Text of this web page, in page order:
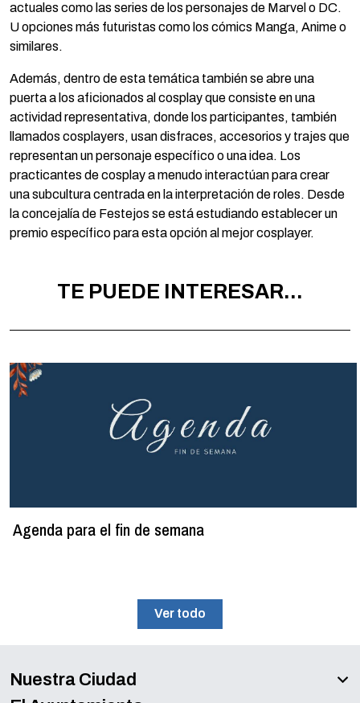
actuales como las series de los personajes de Marvel o DC.
U opciones más futuristas como los cómics Manga, Anime o
similares.
Además, dentro de esta temática también se abre una
puerta a los aficionados al cosplay que consiste en una
actividad representativa, donde los participantes, también
llamados cosplayers, usan disfraces, accesorios y trajes que
representan un personaje específico o una idea. Los
practicantes de cosplay a menudo interactúan para crear
una subcultura centrada en la interpretación de roles. Desde
la concejalía de Festejos se está estudiando establecer un
premio específico para esta opción al mejor cosplayer.
TE PUEDE INTERESAR...
Agenda para el fin de semana
Ver todo
Nuestra Ciudad